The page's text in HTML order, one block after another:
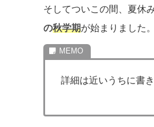
そしてついこの間、夏休
の秋学期が始まりました
詳細は近いうちに書